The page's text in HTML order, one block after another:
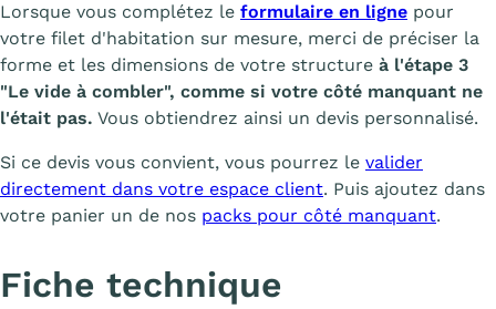
Lorsque vous complétez le formulaire en ligne pour
votre filet d'habitation sur mesure, merci de préciser la
forme et les dimensions de votre structure à l'étape 3
"Le vide à combler", comme si votre côté manquant ne
l'était pas. Vous obtiendrez ainsi un devis personnalisé.
Si ce devis vous convient, vous pourrez le valider
directement dans votre espace client. Puis ajoutez dans
votre panier un de nos packs pour côté manquant.
Fiche technique